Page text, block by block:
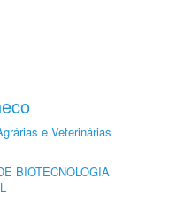
e Veterinárias
BIOTECNOLOGIA